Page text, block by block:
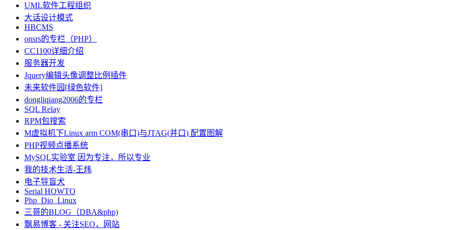
UML软件工程组织
大话设计模式
HBCMS
onsrs的专栏（PHP）
CC1100详细介绍
服务器开发
Jquery编辑头像调整比例插件
未来软件园[绿色软件]
dongliqiang2006的专栏
SQL Relay
RPM包搜索
M虚拟机下Linux arm COM(串口)与JTAG(并口) 配置图解
PHP视频点播系统
MySQL实验室 因为专注，所以专业
我的技术生活-王炜
电子导盲犬
Serial HOWTO
Php_Dio_Linux
三哥的BLOG（DBA&php)
飘易博客 - 关注SEO，网站